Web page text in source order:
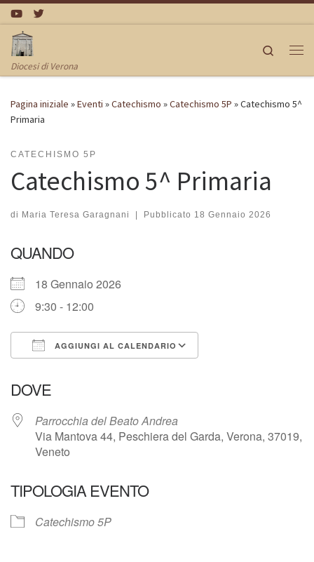
Passa al contenuto
Diocesi di Verona
Search
Pagina iniziale »Eventi »Catechismo »Catechismo 5P »Catechismo 5^
Primaria
CATECHISMO 5P
Catechismo 5^ Primaria
di Maria Teresa Garagnani | Pubblicato 18 Gennaio 2026
QUANDO
18 Gennaio 2026
9:30 - 12:00
AGGIUNGI AL CALENDARIO
DOVE
Parrocchia del Beato Andrea
Via Mantova 44, Peschiera del Garda, Verona, 37019,
Veneto
TIPOLOGIA EVENTO
Catechismo 5P